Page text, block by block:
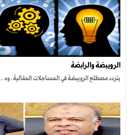
الرويبضة والرابضة
يتردد مصطلح الرويبضة في المساجلات المقالية ، وه ..